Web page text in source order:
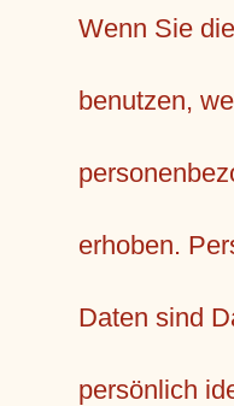
Wenn Sie
benutzen,
erhoben.
Daten sind
persönlich